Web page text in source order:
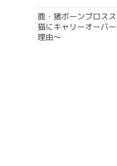
鹿・猪ボーンブロス
猫にキャリーオーバ
理由〜